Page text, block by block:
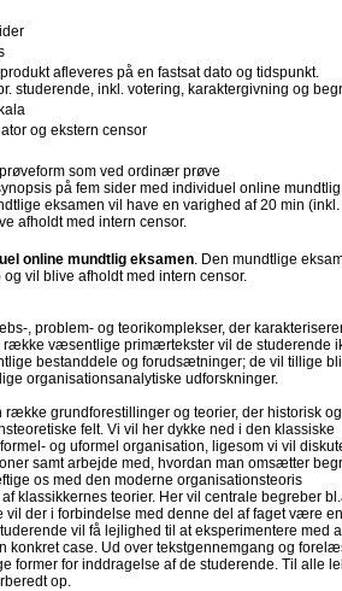
afleveres på en fastsat dato og tidspunkt.
studerende, inkl. votering, karaktergivning og
og ekstern censor
som ved ordinær prøve
på fem sider med individuel online
eksamen vil have en varighed af 20 min
afholdt med intern censor.
online mundtlig eksamen. Den mundtlige
vil blive afholdt med intern censor.
, problem- og teorikomplekser, der
væsentlige primærtekster vil de studerende
bestanddele og forudsætninger; de vil tillige
organisationsanalytiske udforskninger.
række grundforestillinger og teorier, der historisk
felt. Vi vil her dykke ned i den klassiske
og uformel organisation, ligesom vi vil
samt arbejde med, hvordan man omsætter
os med den moderne organisationsteoris
klassikkernes teorier. Her vil centrale begreber
vil der i forbindelse med denne del af faget være en
vil få lejlighed til at eksperimentere med
konkret case. Ud over tekstgennemgang og
former for inddragelse af de studerende. Til alle
op.